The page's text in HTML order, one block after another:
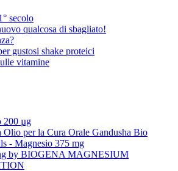
secolo
qualcosa di sbagliato!
gustosi shake proteici
vitamine
200 µg
Olio per la Cura Orale Gandusha Bio
- Magnesio 375 mg
by BIOGENA MAGNESIUM